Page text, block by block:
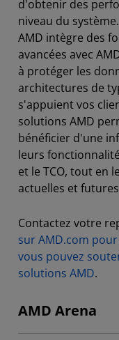
d'obtenir des
niveau du
AMD intègre des
avancées avec
à protéger les
architectures de
s'appuient vos
solutions AMD
bénéficier d'une
leurs
et le TCO, tout en
actuelles et
Contactez votre
sur AMD.com
vous pouvez
solutions AMD.
AMD Arena